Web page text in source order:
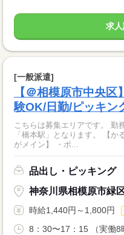
求
[一般派遣]
【＠相模原市中央
験OK/日勤/ピッキン
こちらは募集エリアです。 勤
「橋本駅」となります。 【かる〜い電子機器部品の巻きつけや検査
がメイン】 ・ボ...
品出し・ピッキング
神奈川県相模原市緑
時給1,440円～1,800円
8：30〜17：15 （実働8